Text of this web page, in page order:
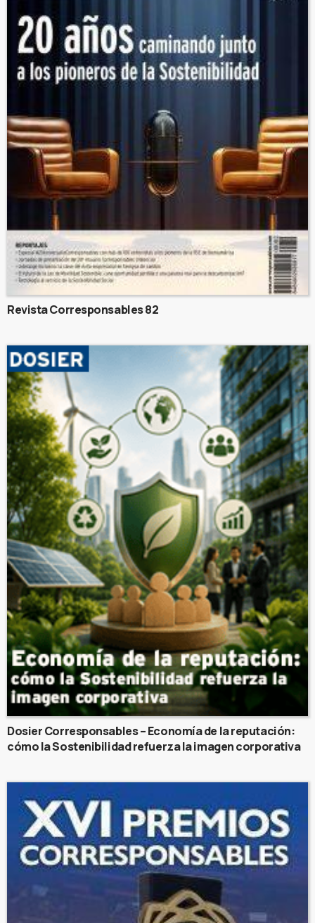
Revista Corresponsables 82
Dosier Corresponsables – Economía de la reputación:
cómo la Sostenibilidad refuerza la imagen corporativa